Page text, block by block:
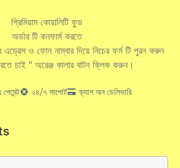
প্রিমিয়াম কোয়ালিটি ফুড
অর্ডার টি কনফার্ম করতে
ও ফোন নাম্বার দিয়ে নিচের ফর্ম টি পুরন করুন
চাই " অরেঞ্জ কালার বাটন ক্লিক করুন।
২৪/৭ সাপোর্ট ক্যাশ অন ডেলিভারি